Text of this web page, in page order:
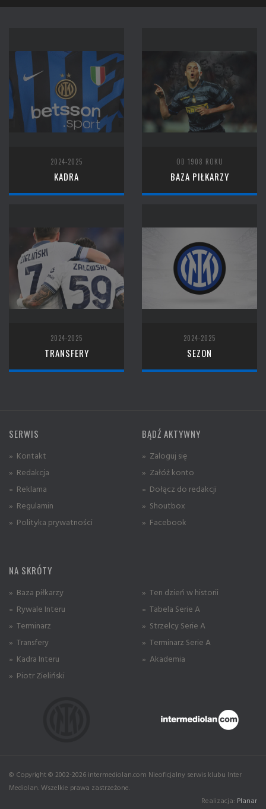
2024-2025
KADRA
OD 1908 ROKU
BAZA PIŁKARZY
2024-2025
TRANSFERY
2024-2025
SEZON
SERWIS
» Kontakt
» Redakcja
» Reklama
» Regulamin
» Polityka prywatności
BĄDŹ AKTYWNY
» Zaloguj się
» Załóż konto
» Dołącz do redakcji
» Shoutbox
» Facebook
NA SKRÓTY
» Baza piłkarzy
» Rywale Interu
» Terminarz
» Transfery
» Kadra Interu
» Piotr Zieliński
» Ten dzień w historii
» Tabela Serie A
» Strzelcy Serie A
» Terminarz Serie A
» Akademia
© Copyright © 2002-2026 intermediolan.com Nieoficjalny serwis klubu Inter
Mediolan. Wszelkie prawa zastrzeżone.
Realizacja: Planar